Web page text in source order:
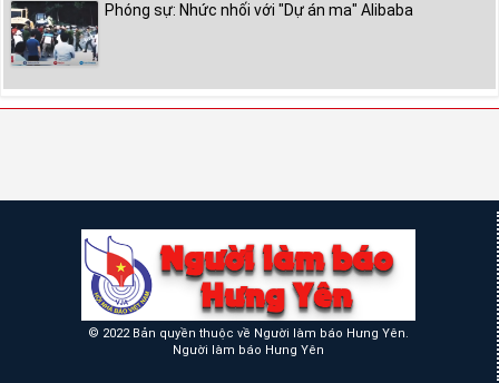
Phóng sự: Nhức nhối với "Dự án ma" Alibaba
© 2022 Bản quyền thuộc về Người làm báo Hưng Yên.
Người làm báo Hưng Yên